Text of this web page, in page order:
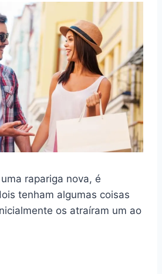
rapariga nova, é
tenham algumas coisas
os atraíram um ao